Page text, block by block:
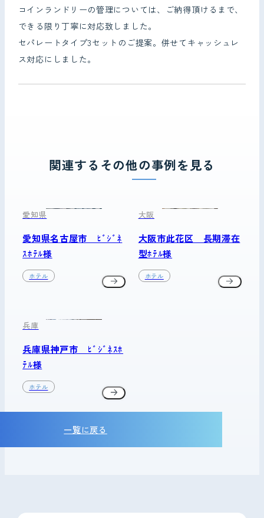
コインランドリーの管理については、ご納得頂けるまで、
できる限り丁寧に対応致しました。
セパレートタイプ3セットのご提案。併せてキャッシュレ
ス対応にしました。
関連するその他の事例を見る
愛知県
愛知県名古屋市 ﾋﾞｼﾞﾈ
ｽﾎﾃﾙ様
ホテル
大阪
大阪市此花区 長期滞在
型ﾎﾃﾙ様
ホテル
兵庫
兵庫県神戸市 ﾋﾞｼﾞﾈｽﾎ
ﾃﾙ様
ホテル
一覧に戻る